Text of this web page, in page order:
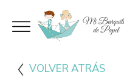
VOLVER ATRÁS